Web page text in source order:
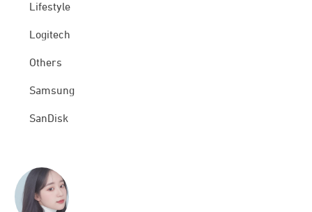
Lifestyle
Logitech
Others
Samsung
SanDisk